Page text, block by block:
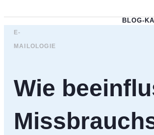
BLOG-
E-
MAILOLOGIE
Wie